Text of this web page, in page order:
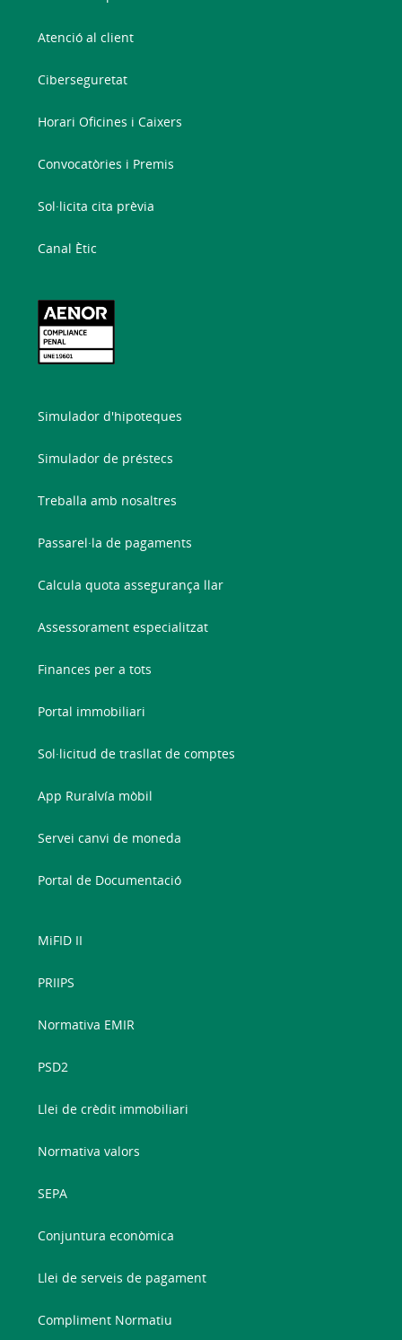
Atenció al client
Ciberseguretat
Horari Oficines i Caixers
Convocatòries i Premis
Sol·licita cita prèvia
Canal Ètic
Simulador d'hipoteques
Simulador de préstecs
Treballa amb nosaltres
Passarel·la de pagaments
Calcula quota assegurança llar
Assessorament especialitzat
Finances per a tots
Portal immobiliari
Sol·licitud de trasllat de comptes
App Ruralvía mòbil
Servei canvi de moneda
Portal de Documentació
MiFID II
PRIIPS
Normativa EMIR
PSD2
Llei de crèdit immobiliari
Normativa valors
SEPA
Conjuntura econòmica
Llei de serveis de pagament
Compliment Normatiu